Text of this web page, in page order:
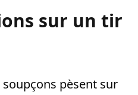
sur un tir
soupçons pèsent sur